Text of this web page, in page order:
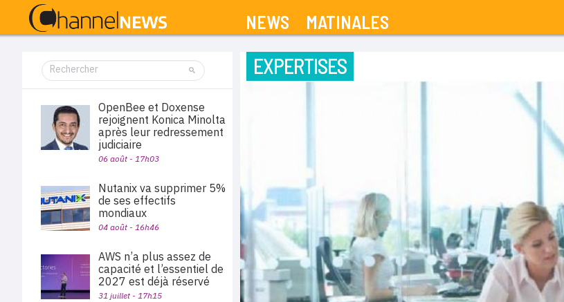
NEWS MATINALES
EXPERTISES
OpenBee et Doxense
rejoignent Konica Minolta
après leur redressement
judiciaire
06 août - 17h03
Nutanix va supprimer 5%
de ses effectifs
mondiaux
04 août - 16h46
AWS n’a plus assez de
capacité et l’essentiel de
2027 est déjà réservé
31 juillet - 17h15